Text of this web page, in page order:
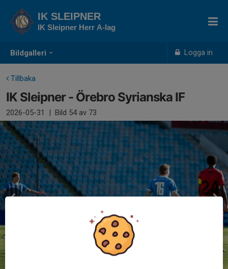
Bildgalleri Logga in
IK SLEIPNER
IK Sleipner Herr A-lag
Tillbaka
IK Sleipner - Örebro Syrianska IF
2026-05-31 | Bild 54av 73